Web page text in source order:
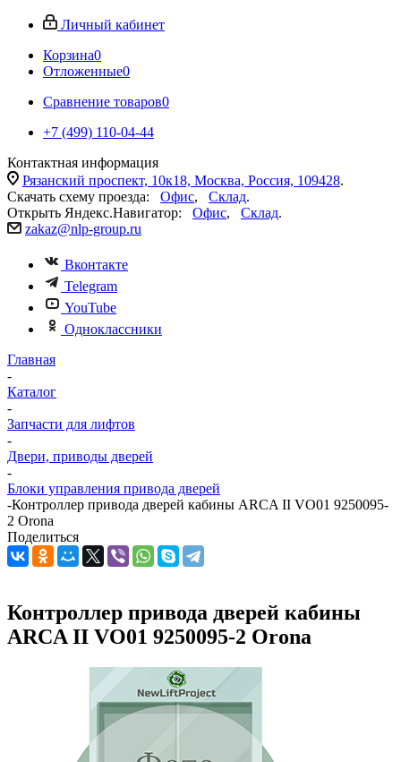
Личный кабинет
Корзина0
Отложенные0
Сравнение товаров0
+7 (499) 110-04-44
Контактная информация
Рязанский проспект, 10к18, Москва, Россия, 109428.
Скачать схему проезда: Офис, Склад.
Открыть Яндекс.Навигатор: Офис, Склад.
zakaz@nlp-group.ru
Вконтакте
Telegram
YouTube
Одноклассники
Главная
-
Каталог
-
Запчасти для лифтов
-
Двери, приводы дверей
-
Блоки управления привода дверей
-Контроллер привода дверей кабины ARCA II VO01 9250095-
2 Orona
Поделиться
Контроллер привода дверей кабины
ARCA II VO01 9250095-2 Orona